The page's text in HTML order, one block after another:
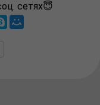
сетях😇